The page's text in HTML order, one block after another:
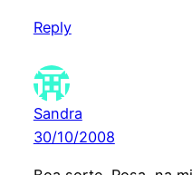
Reply
Sandra
30/10/2008